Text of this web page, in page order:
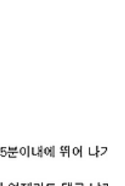
노트(스마트패드)에 관
자 하는 태블릿 노트의
트인 삼성의 갤럭시탭2
유통이 되어 국내에서